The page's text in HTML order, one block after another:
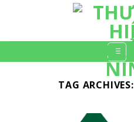
TAG ARCHIVES: